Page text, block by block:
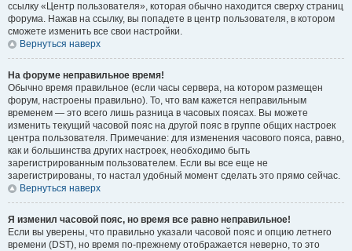
ссылку «Центр пользователя», которая обычно находится сверху страниц
форума. Нажав на ссылку, вы попадете в центр пользователя, в котором
сможете изменить все свои настройки.
Вернуться наверх
На форуме неправильное время!
Обычно время правильное (если часы сервера, на котором размещен
форум, настроены правильно). То, что вам кажется неправильным
временем — это всего лишь разница в часовых поясах. Вы можете
изменить текущий часовой пояс на другой пояс в группе общих настроек
центра пользователя. Примечание: для изменения часового пояса, равно,
как и большинства других настроек, необходимо быть
зарегистрированным пользователем. Если вы все еще не
зарегистрированы, то настал удобный момент сделать это прямо сейчас.
Вернуться наверх
Я изменил часовой пояс, но время все равно неправильное!
Если вы уверены, что правильно указали часовой пояс и опцию летнего
времени (DST), но время по-прежнему отображается неверно, то это